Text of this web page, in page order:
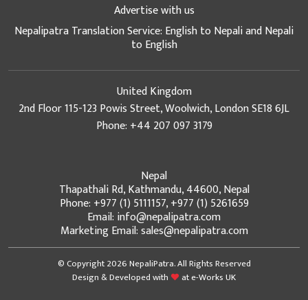
Advertise with us
Nepalipatra Translation Service: English to Nepali and Nepali
to English
United Kingdom
2nd Floor 115-123 Powis Street, Woolwich, London SE18 6JL
Phone: +44 207 097 3179
Nepal
Thapathali Rd, Kathmandu, 44600, Nepal
Phone: +977 (1) 5111157, +977 (1) 5261659
Email: info@nepalipatra.com
Marketing Email: sales@nepalipatra.com
© Copyright 2026 NepaliPatra. All Rights Reserved
Design & Developed with
ate-Works UK